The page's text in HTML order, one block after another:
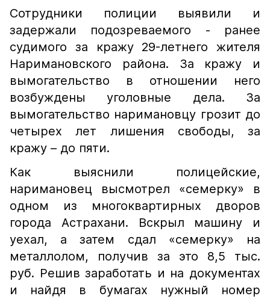
Сотрудники полиции выявили и
задержали подозреваемого - ранее
судимого за кражу 29-летнего жителя
Наримановского района. За кражу и
вымогательство в отношении него
возбуждены уголовные дела. За
вымогательство наримановцу грозит до
четырех лет лишения свободы, за
кражу – до пяти.
Как выяснили полицейские,
наримановец высмотрел «семерку» в
одном из многоквартирных дворов
города Астрахани. Вскрыл машину и
уехал, а затем сдал «семерку» на
металлолом, получив за это 8,5 тыс.
руб. Решив заработать и на документах
и найдя в бумагах нужный номер